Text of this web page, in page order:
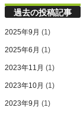
過去の投稿記事
2025年9月 (1)
2025年6月 (1)
2023年11月 (1)
2023年10月 (1)
2023年9月 (1)